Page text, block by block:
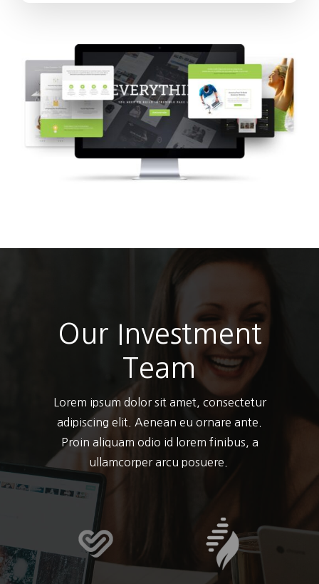
Our Investment
Team
Lorem ipsum dolor sit amet, consectetur
adipiscing elit. Aenean eu ornare ante.
Proin aliquam odio id lorem finibus, a
ullamcorper arcu posuere.